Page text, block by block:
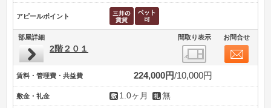
アピールポイント
部屋詳細 間取り表示 お問合せ
2階２０１
賃料・管理費・共益費 224,000円 10,000円
敷金・礼金 1.0ヶ月 無